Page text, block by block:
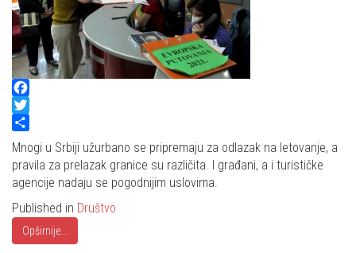
Facebook
Twitter
Share
Mnogi u Srbiji užurbano se pripremaju za odlazak na letovanje, a
pravila za prelazak granice su različita. I građani, a i turističke
agencije nadaju se pogodnijim uslovima.
Published in Društvo
Opširnije...